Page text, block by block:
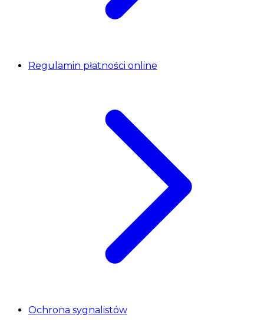
Regulamin płatności online
Ochrona sygnalistów